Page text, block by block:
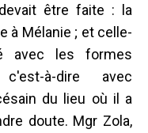
être faite : la
à Mélanie ; et celle-
avec les formes
à-dire avec
du lieu où il a
doute. Mgr Zola,